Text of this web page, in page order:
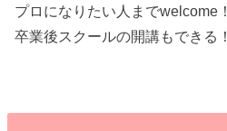
プロになりたい人までwelcome！
卒業後スクールの開講もできる！